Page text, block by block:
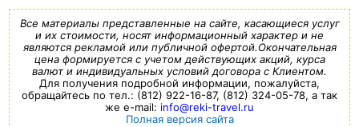
Все материалы представленные на сайте, касающиеся услуг
и их стоимости, носят информационный характер и не
являются рекламой или публичной офертой.Окончательная
цена формируется с учетом действующих акций, курса
валют и индивидуальных условий договора с Клиентом.
Для получения подробной информации, пожалуйста,
обращайтесь по тел.: (812) 922-16-87, (812) 324-05-78, а так
же e-mail: info@reki-travel.ru
Полная версия сайта